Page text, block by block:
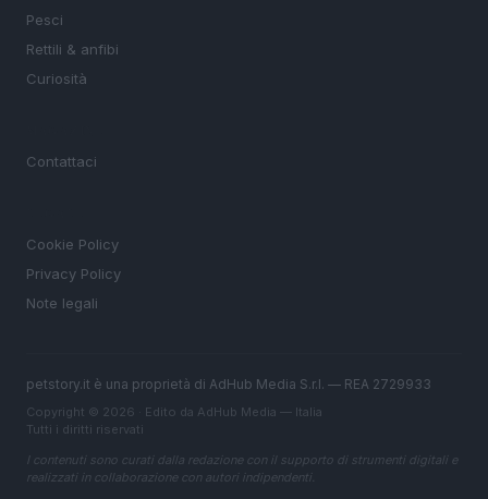
Pesci
Rettili & anfibi
Curiosità
Contattaci
Cookie Policy
Privacy Policy
Note legali
petstory.it è una proprietà di AdHub Media S.r.l. — REA 2729933
Copyright © 2026 · Edito da AdHub Media — Italia
Tutti i diritti riservati
I contenuti sono curati dalla redazione con il supporto di strumenti digitali e
realizzati in collaborazione con autori indipendenti.